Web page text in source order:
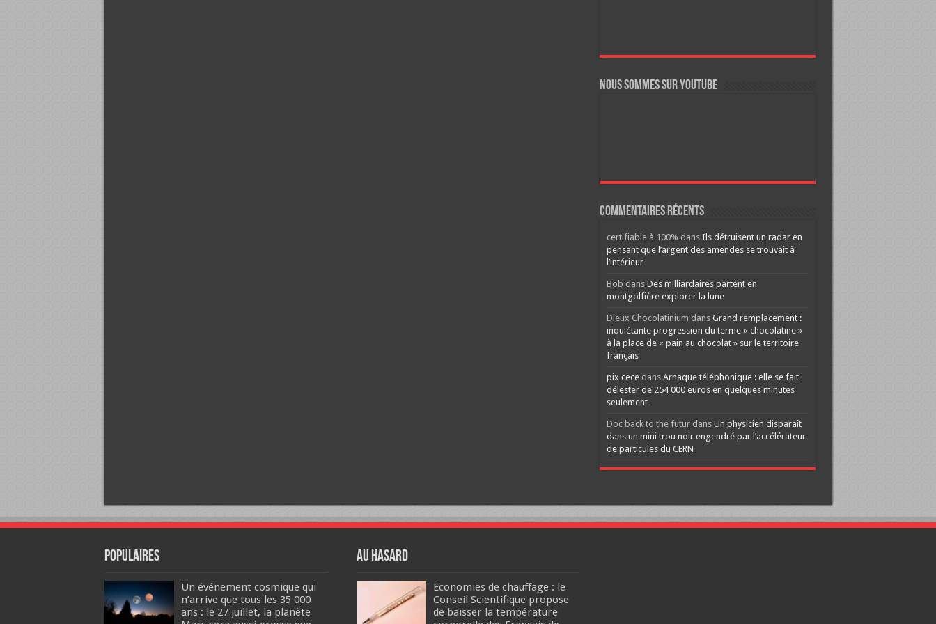
Nous sommes sur YouTube
Commentaires récents
certifiable à 100% dans Ils détruisent un radar en
pensant que l’argent des amendes se trouvait à
l’intérieur
Bob dans Des milliardaires partent en
montgolfière explorer la lune
Dieux Chocolatinium dans Grand remplacement :
inquiétante progression du terme « chocolatine »
à la place de « pain au chocolat » sur le territoire
français
pix cecedans Arnaque téléphonique : elle se fait
délester de 254 000 euros en quelques minutes
seulement
Doc back to the futurdans Un physicien disparaît
dans un mini trou noir engendré par l’accélérateur
de particules du CERN
Populaires
Un événement cosmique qui
n’arrive que tous les 35 000
ans : le 27 juillet, la planète
Au hasard
Economies de chauffage : le
Conseil Scientifique propose
de baisser la température